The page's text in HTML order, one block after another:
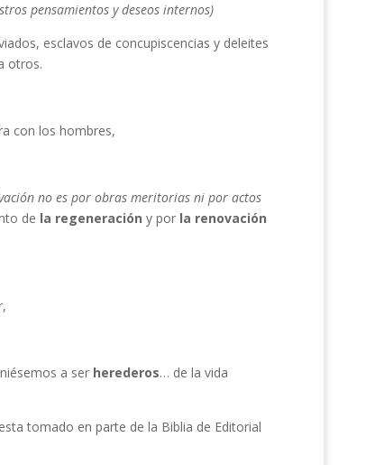
pensamientos y deseos internos)
esclavos de concupiscencias y deleites
otros.
con los hombres,
no es por obras meritorias ni por actos
de la regeneración y por la renovación
a ser herederos… de la vida
tomado en parte de la Biblia de Editorial